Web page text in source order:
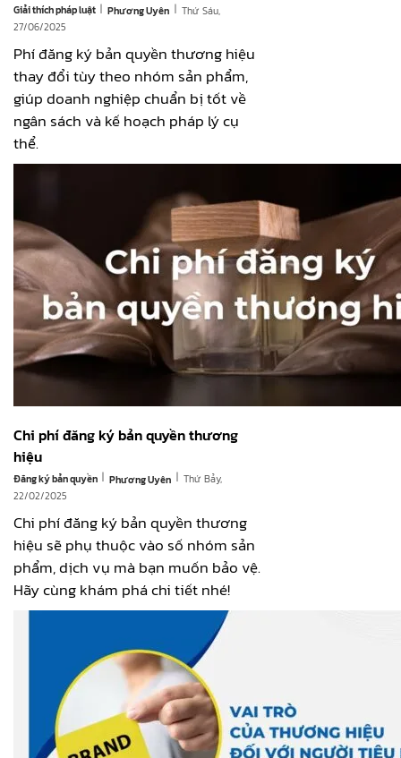
Giải thích pháp luật | Phương Uyên | Thứ Sáu,
27/06/2025
Phí đăng ký bản quyền thương hiệu
thay đổi tùy theo nhóm sản phẩm,
giúp doanh nghiệp chuẩn bị tốt về
ngân sách và kế hoạch pháp lý cụ
thể.
Chi phí đăng ký bản quyền thương
hiệu
Đăng ký bản quyền | Phương Uyên | Thứ Bảy,
22/02/2025
Chi phí đăng ký bản quyền thương
hiệu sẽ phụ thuộc vào số nhóm sản
phẩm, dịch vụ mà bạn muốn bảo vệ.
Hãy cùng khám phá chi tiết nhé!